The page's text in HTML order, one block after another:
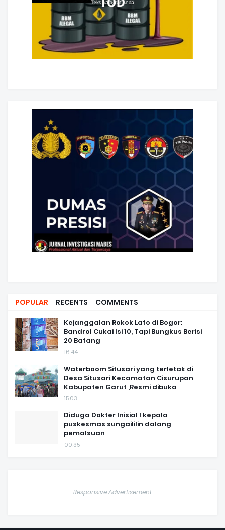
POPULAR RECENTS COMMENTS
Kejanggalan Rokok Lato di Bogor:
Bandrol Cukai Isi 10, Tapi Bungkus Berisi
20 Batang
16.44
Waterboom Situsari yang terletak di
Desa Situsari Kecamatan Cisurupan
Kabupaten Garut ,Resmi dibuka
15.03
Diduga Dokter Inisial I kepala
puskesmas sungaililin dalang
pemalsuan
00.35
Responsive Advertisement